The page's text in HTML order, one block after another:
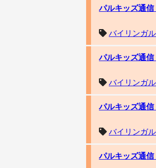
パルキッズ通信
バイリンガ
パルキッズ通信
バイリンガ
パルキッズ通
バイリンガ
パルキッズ通